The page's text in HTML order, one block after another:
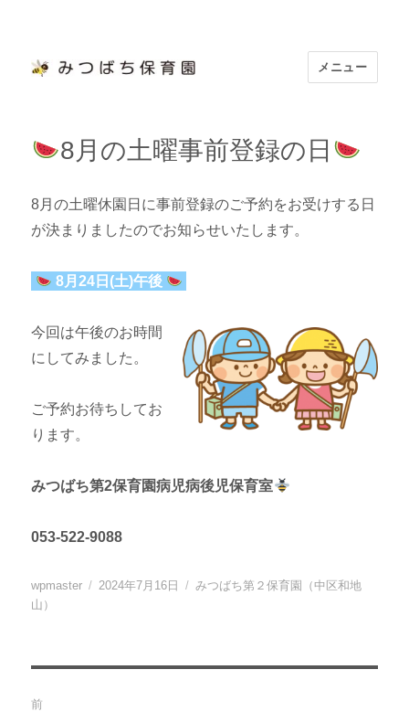
メニュー
8月の土曜事前登録の日
8月の土曜休園日に事前登録のご予約をお受けする日
が決まりましたのでお知らせいたします。
8月24日(土)午後
今回は午後のお時間
にしてみました。
ご予約お待ちしてお
ります。
みつばち第2保育園病児病後児保育室
053-522-9088
投
稿
wpmaster
投
2024年7月16日
カ
みつばち第２保育園（中区和地
山）
前